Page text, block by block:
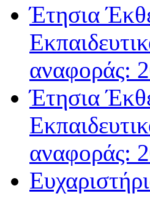
Έτησια
αναφοράς:
Έτησια
αναφοράς: